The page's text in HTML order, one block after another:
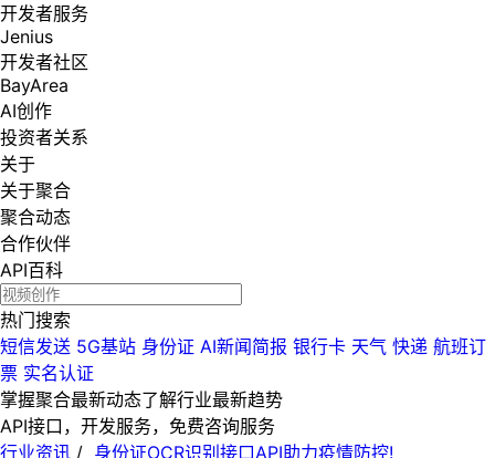
开发者服务
Jenius
开发者社区
BayArea
AI创作
投资者关系
关于
关于聚合
聚合动态
合作伙伴
API百科
热门搜索
短信发送 5G基站 身份证 AI新闻简报 银行卡 天气 快递 航班订
票 实名认证
掌握聚合最新动态了解行业最新趋势
API接口，开发服务，免费咨询服务
行业资讯 / 身份证OCR识别接口API助力疫情防控!